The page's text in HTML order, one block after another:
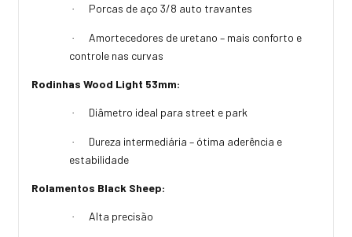
· Porcas de aço 3/8 auto travantes
·
Amortecedores de uretano – mais conforto e
controle nas curvas
Rodinhas Wood Light 53mm:
· Diâmetro ideal para street e park
·
Dureza intermediária – ótima aderência e
estabilidade
Rolamentos Black Sheep:
· Alta precisão